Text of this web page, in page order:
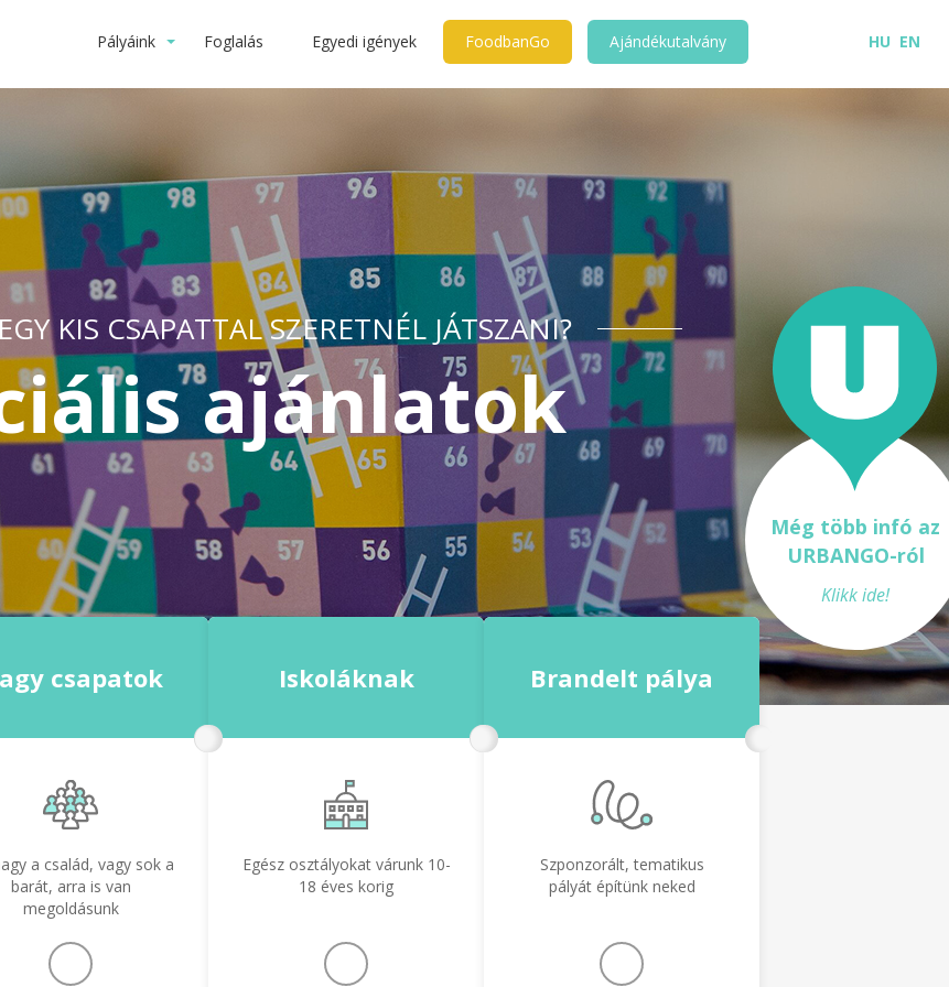
HU EN
Pályáink Foglalás Egyedi igények FoodbanGo Ajándékutalvány
KIS CSAPATTAL SZERETNÉL JÁTSZANI?
ajánlatok
Még több infó az
URBANGO-ról
Klikk ide!
csapatok
a család, vagy sok a
barát, arra is van
megoldásunk
Iskoláknak
Egész osztályokat várunk 10-
18 éves korig
Brandelt pálya
Szponzorált, tematikus
pályát építünk neked